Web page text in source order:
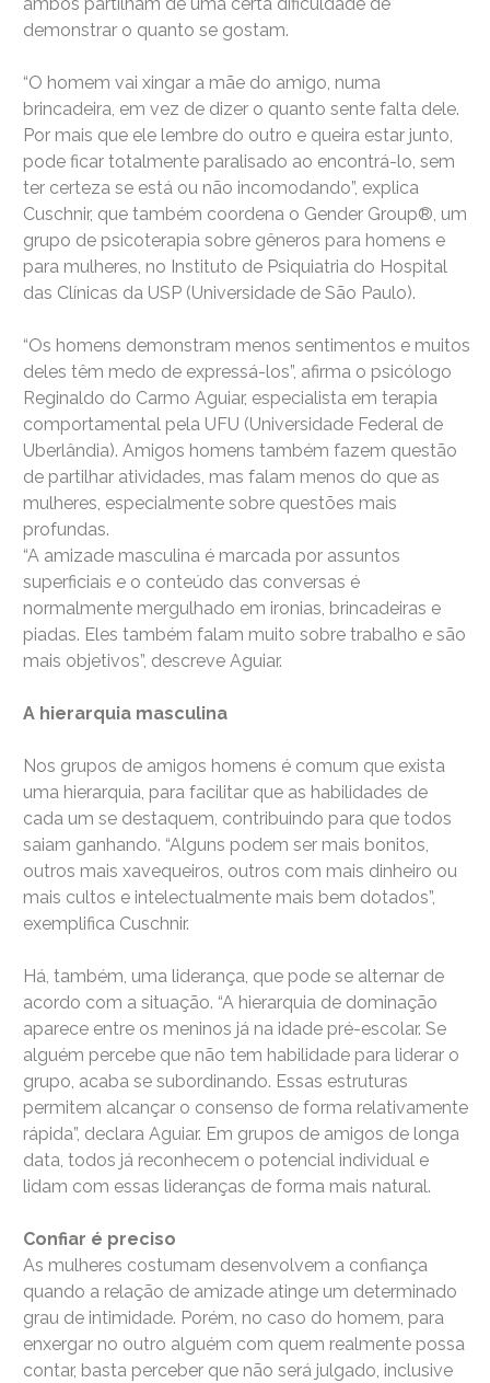
demonstrar o quanto se gostam.
“O homem vai xingar a mãe do amigo, numa
brincadeira, em vez de dizer o quanto sente falta dele.
Por mais que ele lembre do outro e queira estar junto,
pode ficar totalmente paralisado ao encontrá-lo, sem
ter certeza se está ou não incomodando”, explica
Cuschnir, que também coordena o Gender Group®, um
grupo de psicoterapia sobre gêneros para homens e
para mulheres, no Instituto de Psiquiatria do Hospital
das Clínicas da USP (Universidade de São Paulo).
“Os homens demonstram menos sentimentos e muitos
deles têm medo de expressá-los”, afirma o psicólogo
Reginaldo do Carmo Aguiar, especialista em terapia
comportamental pela UFU (Universidade Federal de
Uberlândia). Amigos homens também fazem questão
de partilhar atividades, mas falam menos do que as
mulheres, especialmente sobre questões mais
profundas.
“A amizade masculina é marcada por assuntos
superficiais e o conteúdo das conversas é
normalmente mergulhado em ironias, brincadeiras e
piadas. Eles também falam muito sobre trabalho e são
mais objetivos”, descreve Aguiar.
A hierarquia masculina
Nos grupos de amigos homens é comum que exista
uma hierarquia, para facilitar que as habilidades de
cada um se destaquem, contribuindo para que todos
saiam ganhando. “Alguns podem ser mais bonitos,
outros mais xavequeiros, outros com mais dinheiro ou
mais cultos e intelectualmente mais bem dotados”,
exemplifica Cuschnir.
Há, também, uma liderança, que pode se alternar de
acordo com a situação. “A hierarquia de dominação
aparece entre os meninos já na idade pré-escolar. Se
alguém percebe que não tem habilidade para liderar o
grupo, acaba se subordinando. Essas estruturas
permitem alcançar o consenso de forma relativamente
rápida”, declara Aguiar. Em grupos de amigos de longa
data, todos já reconhecem o potencial individual e
lidam com essas lideranças de forma mais natural.
Confiar é preciso
As mulheres costumam desenvolvem a confiança
quando a relação de amizade atinge um determinado
grau de intimidade. Porém, no caso do homem, para
enxergar no outro alguém com quem realmente possa
contar, basta perceber que não será julgado, inclusive